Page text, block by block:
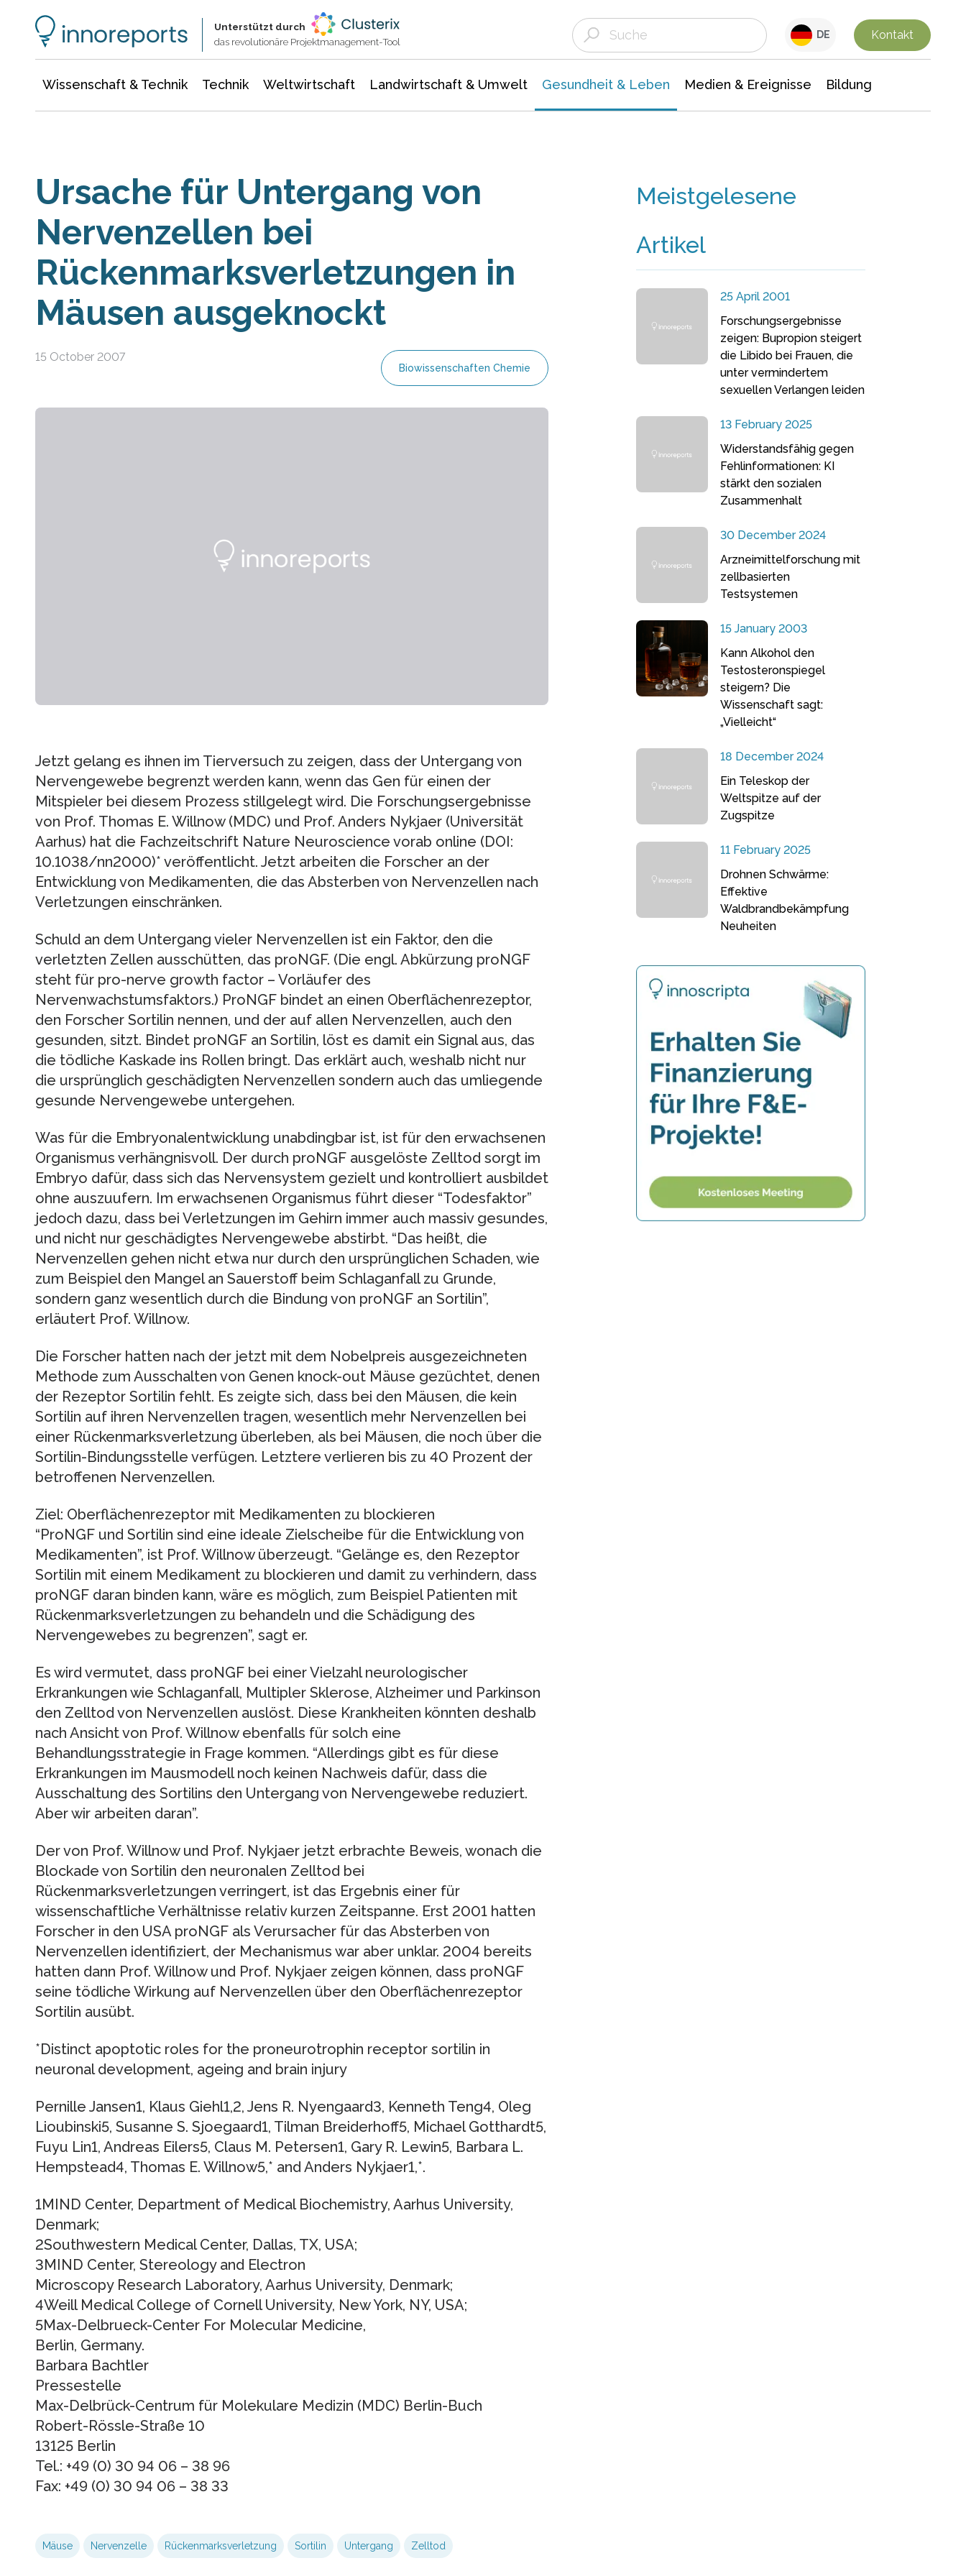
Unterstützt durch
das revolutionäre Projektmanagement-Tool
DE Kontakt
Wissenschaft & Technik Technik Weltwirtschaft Landwirtschaft & Umwelt Gesundheit & Leben Medien & Ereignisse Bildung
Ursache für Untergang von
Nervenzellen bei
Rückenmarksverletzungen in
Mäusen ausgeknockt
15 October 2007
Biowissenschaften Chemie
Jetzt gelang es ihnen im Tierversuch zu zeigen, dass der Untergang von
Nervengewebe begrenzt werden kann, wenn das Gen für einen der
Mitspieler bei diesem Prozess stillgelegt wird. Die Forschungsergebnisse
von Prof. Thomas E. Willnow (MDC) und Prof. Anders Nykjaer (Universität
Aarhus) hat die Fachzeitschrift Nature Neuroscience vorab online (DOI:
10.1038/nn2000)* veröffentlicht. Jetzt arbeiten die Forscher an der
Entwicklung von Medikamenten, die das Absterben von Nervenzellen nach
Verletzungen einschränken.
Schuld an dem Untergang vieler Nervenzellen ist ein Faktor, den die
verletzten Zellen ausschütten, das proNGF. (Die engl. Abkürzung proNGF
steht für pro-nerve growth factor – Vorläufer des
Nervenwachstumsfaktors.) ProNGF bindet an einen Oberflächenrezeptor,
den Forscher Sortilin nennen, und der auf allen Nervenzellen, auch den
gesunden, sitzt. Bindet proNGF an Sortilin, löst es damit ein Signal aus, das
die tödliche Kaskade ins Rollen bringt. Das erklärt auch, weshalb nicht nur
die ursprünglich geschädigten Nervenzellen sondern auch das umliegende
gesunde Nervengewebe untergehen.
Was für die Embryonalentwicklung unabdingbar ist, ist für den erwachsenen
Organismus verhängnisvoll. Der durch proNGF ausgelöste Zelltod sorgt im
Embryo dafür, dass sich das Nervensystem gezielt und kontrolliert ausbildet
ohne auszuufern. Im erwachsenen Organismus führt dieser “Todesfaktor”
jedoch dazu, dass bei Verletzungen im Gehirn immer auch massiv gesundes,
und nicht nur geschädigtes Nervengewebe abstirbt. “Das heißt, die
Nervenzellen gehen nicht etwa nur durch den ursprünglichen Schaden, wie
zum Beispiel den Mangel an Sauerstoff beim Schlaganfall zu Grunde,
sondern ganz wesentlich durch die Bindung von proNGF an Sortilin”,
erläutert Prof. Willnow.
Die Forscher hatten nach der jetzt mit dem Nobelpreis ausgezeichneten
Methode zum Ausschalten von Genen knock-out Mäuse gezüchtet, denen
der Rezeptor Sortilin fehlt. Es zeigte sich, dass bei den Mäusen, die kein
Sortilin auf ihren Nervenzellen tragen, wesentlich mehr Nervenzellen bei
einer Rückenmarksverletzung überleben, als bei Mäusen, die noch über die
Sortilin-Bindungsstelle verfügen. Letztere verlieren bis zu 40 Prozent der
betroffenen Nervenzellen.
Ziel: Oberflächenrezeptor mit Medikamenten zu blockieren
“ProNGF und Sortilin sind eine ideale Zielscheibe für die Entwicklung von
Medikamenten”, ist Prof. Willnow überzeugt. “Gelänge es, den Rezeptor
Sortilin mit einem Medikament zu blockieren und damit zu verhindern, dass
proNGF daran binden kann, wäre es möglich, zum Beispiel Patienten mit
Rückenmarksverletzungen zu behandeln und die Schädigung des
Nervengewebes zu begrenzen”, sagt er.
Es wird vermutet, dass proNGF bei einer Vielzahl neurologischer
Erkrankungen wie Schlaganfall, Multipler Sklerose, Alzheimer und Parkinson
den Zelltod von Nervenzellen auslöst. Diese Krankheiten könnten deshalb
nach Ansicht von Prof. Willnow ebenfalls für solch eine
Behandlungsstrategie in Frage kommen. “Allerdings gibt es für diese
Erkrankungen im Mausmodell noch keinen Nachweis dafür, dass die
Ausschaltung des Sortilins den Untergang von Nervengewebe reduziert.
Aber wir arbeiten daran”.
Der von Prof. Willnow und Prof. Nykjaer jetzt erbrachte Beweis, wonach die
Blockade von Sortilin den neuronalen Zelltod bei
Rückenmarksverletzungen verringert, ist das Ergebnis einer für
wissenschaftliche Verhältnisse relativ kurzen Zeitspanne. Erst 2001 hatten
Forscher in den USA proNGF als Verursacher für das Absterben von
Nervenzellen identifiziert, der Mechanismus war aber unklar. 2004 bereits
hatten dann Prof. Willnow und Prof. Nykjaer zeigen können, dass proNGF
seine tödliche Wirkung auf Nervenzellen über den Oberflächenrezeptor
Sortilin ausübt.
*Distinct apoptotic roles for the proneurotrophin receptor sortilin in
neuronal development, ageing and brain injury
Pernille Jansen1, Klaus Giehl1,2, Jens R. Nyengaard3, Kenneth Teng4, Oleg
Lioubinski5, Susanne S. Sjoegaard1, Tilman Breiderhoff5, Michael Gotthardt5,
Fuyu Lin1, Andreas Eilers5, Claus M. Petersen1, Gary R. Lewin5, Barbara L.
Hempstead4, Thomas E. Willnow5,* and Anders Nykjaer1,*.
1MIND Center, Department of Medical Biochemistry, Aarhus University,
Denmark;
2Southwestern Medical Center, Dallas, TX, USA;
3MIND Center, Stereology and Electron
Microscopy Research Laboratory, Aarhus University, Denmark;
4Weill Medical College of Cornell University, New York, NY, USA;
5Max-Delbrueck-Center For Molecular Medicine,
Berlin, Germany.
Barbara Bachtler
Pressestelle
Max-Delbrück-Centrum für Molekulare Medizin (MDC) Berlin-Buch
Robert-Rössle-Straße 10
13125 Berlin
Tel.: +49 (0) 30 94 06 – 38 96
Fax: +49 (0) 30 94 06 – 38 33
Mäuse Nervenzelle Rückenmarksverletzung Sortilin Untergang Zelltod
Meistgelesene
Artikel
25 April 2001
Forschungsergebnisse
zeigen: Bupropion steigert
die Libido bei Frauen, die
unter vermindertem
sexuellen Verlangen leiden
13 February 2025
Widerstandsfähig gegen
Fehlinformationen: KI
stärkt den sozialen
Zusammenhalt
30 December 2024
Arzneimittelforschung mit
zellbasierten
Testsystemen
15 January 2003
Kann Alkohol den
Testosteronspiegel
steigern? Die
Wissenschaft sagt:
„Vielleicht“
18 December 2024
Ein Teleskop der
Weltspitze auf der
Zugspitze
11 February 2025
Drohnen Schwärme:
Effektive
Waldbrandbekämpfung
Neuheiten